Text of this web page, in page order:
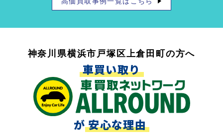
神奈川県横浜市戸塚区上倉田町の方へ
車買い取り
が安心な理由